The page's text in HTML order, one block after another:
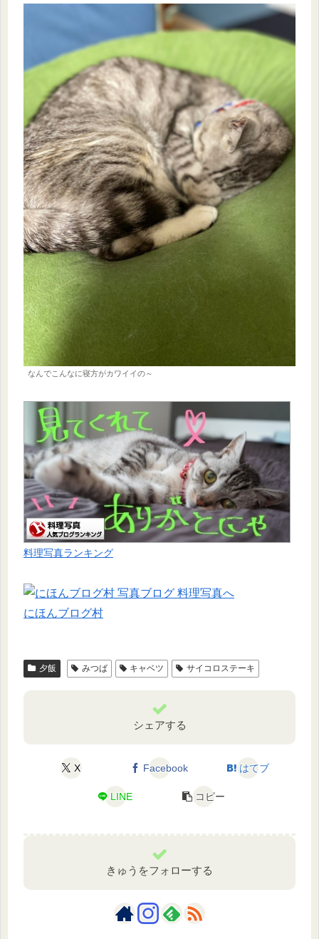
なんでこんなに寝方がカワイイの～
料理写真ランキング
にほんブログ村
夕飯 みつば キャベツ サイコロステーキ
シェアする
X Facebook はてブ
LINE コピー
きゅうをフォローする